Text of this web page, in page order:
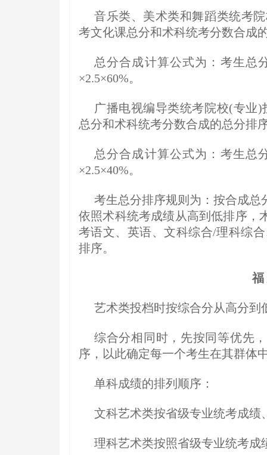
音乐类、美术类和舞蹈类统考
考文化课总分和术科统考分数合成
总分合成计算公式为：考生总
×2.5×60%。
广播电视编导类统考院校(专业
总分和术科统考分数合成的总分排
总分合成计算公式为：考生总
×2.5×40%。
考生总分排序规则为：按合成
依照术科统考成绩从高到低排序，
考语文、英语、文科综合/理科综
排序。
福
艺术类投档时按综合分从高分到
综合分相同时，先按同等优先
序，以此确定每一个考生在其群体
单科成绩的排列顺序：
文科艺术类按省级专业统考成
理科艺术类按照省级专业统考